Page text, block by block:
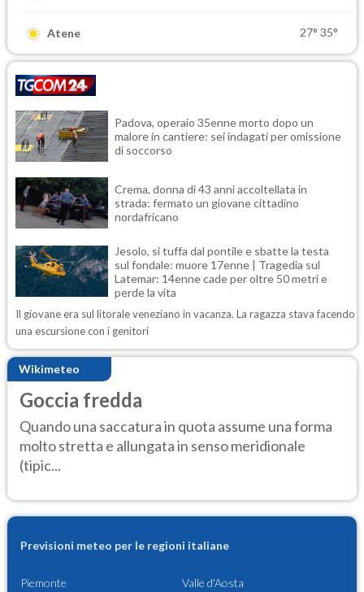
Atene 27° 35°
Padova, operaio 35enne morto dopo un
malore in cantiere: sei indagati per omissione
di soccorso
Crema, donna di 43 anni accoltellata in
strada: fermato un giovane cittadino
nordafricano
Jesolo, si tuffa dal pontile e sbatte la testa
sul fondale: muore 17enne | Tragedia sul
Latemar: 14enne cade per oltre 50 metri e
perde la vita
Il giovane era sul litorale veneziano in vacanza. La ragazza stava facendo
una escursione con i genitori
Wikimeteo
Goccia fredda
Quando una saccatura in quota assume una forma
molto stretta e allungata in senso meridionale
(tipic...
Previsioni meteo per le regioni italiane
Piemonte Valle d'Aosta